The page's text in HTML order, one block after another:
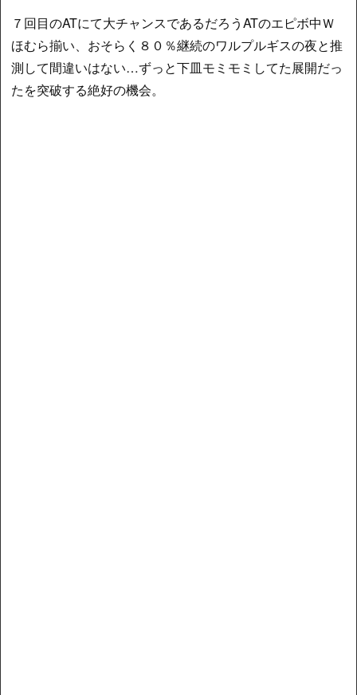
７回目のATにて大チャンスであるだろうATのエピボ中Ｗ
ほむら揃い、おそらく８０％継続のワルプルギスの夜と推
測して間違いはない…ずっと下皿モミモミしてた展開だっ
たを突破する絶好の機会。